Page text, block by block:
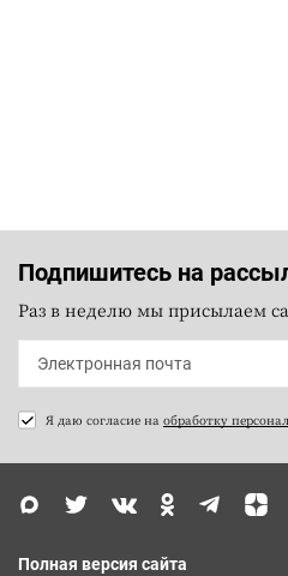
Подпишитесь на
Раз в неделю мы присылаем
Я даю согласие на обработку
Полная версия сайта